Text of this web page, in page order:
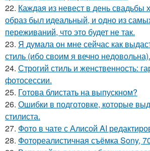
22. Каждая из невест в день свадьбы
образ был идеальный, и одно из
переживаний, что это будет не так.
23. Я думала он мне сейчас как
стиль (ибо своим я вечно недовольна).
24. Строгий стиль и женственность:
фотосессии.
25. Готова блистать на выпускном?
26. Ошибки в подготовке, которые
стилиста.
27. Фото в чате с Алисой AI
28. Фотореалистичная съёмка Sony,